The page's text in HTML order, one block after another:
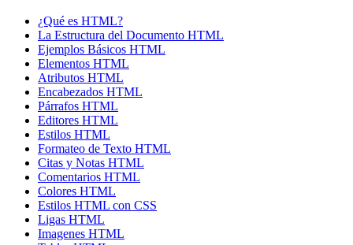
¿Qué es HTML?
La Estructura del Documento HTML
Ejemplos Básicos HTML
Elementos HTML
Atributos HTML
Encabezados HTML
Párrafos HTML
Editores HTML
Estilos HTML
Formateo de Texto HTML
Citas y Notas HTML
Comentarios HTML
Colores HTML
Estilos HTML con CSS
Ligas HTML
Imagenes HTML